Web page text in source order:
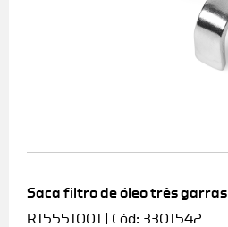
Saca filtro de óleo três garras
R15551001 | Cód: 3301542